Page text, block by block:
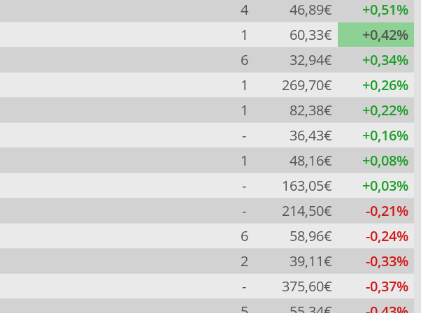
4 46,89€
+0,51%
1 60,33€
+0,42%
6 32,94€
+0,34%
1 269,70€
+0,26%
1 82,38€
+0,22%
- 36,43€
+0,16%
1 48,16€
+0,08%
- 163,05€
+0,03%
- 214,50€
-0,21%
6 58,96€
-0,24%
2 39,11€
-0,33%
- 375,60€
-0,37%